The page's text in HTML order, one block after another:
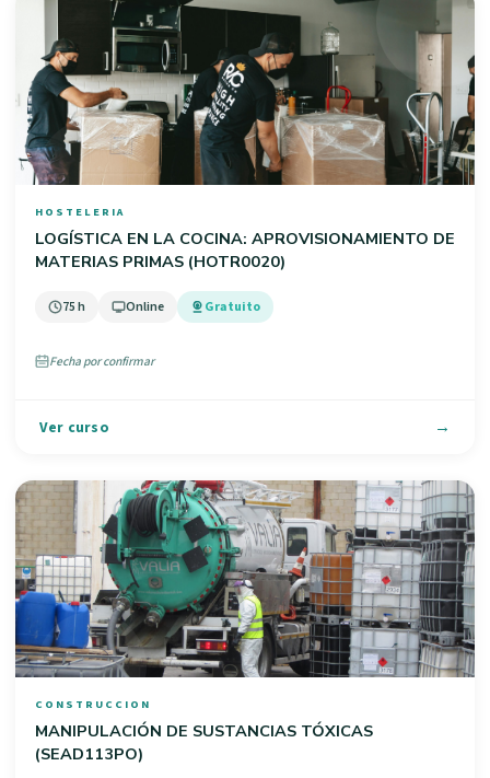
HOSTELERIA
LOGÍSTICA EN LA COCINA: APROVISIONAMIENTO DE
MATERIAS PRIMAS (HOTR0020)
75 h Online Gratuito
Fecha por confirmar
Ver curso
CONSTRUCCION
MANIPULACIÓN DE SUSTANCIAS TÓXICAS
(SEAD113PO)